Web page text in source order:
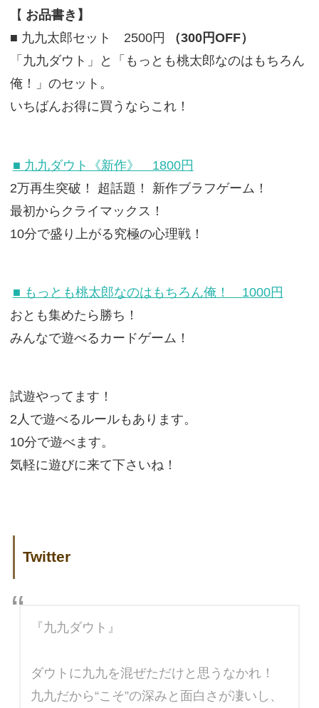
【 お品書き】
■ 九九太郎セット 2500円
（300円OFF）
「九九ダウト」と「もっとも桃太郎なのはもちろん
俺！」のセット。
いちばんお得に買うならこれ！
■ 九九ダウト《新作》 1800円
2万再生突破！ 超話題！ 新作ブラフゲーム！
最初からクライマックス！
10分で盛り上がる究極の心理戦！
■ もっとも桃太郎なのはもちろん俺！ 1000円
おとも集めたら勝ち！
みんなで遊べるカードゲーム！
試遊やってます！
2人で遊べるルールもあります。
10分で遊べます。
気軽に遊びに来て下さいね！
Twitter
『九九ダウト』
ダウトに九九を混ぜただけと思うなかれ！
九九だから“こそ”の深みと面白さが凄いし、